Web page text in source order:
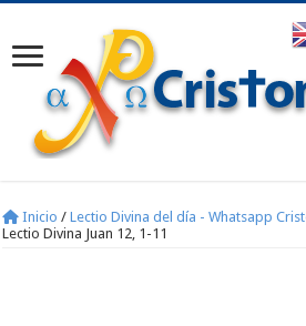
Inicio / Lectio Divina del día - Whatsapp
Lectio Divina Juan 12, 1-11